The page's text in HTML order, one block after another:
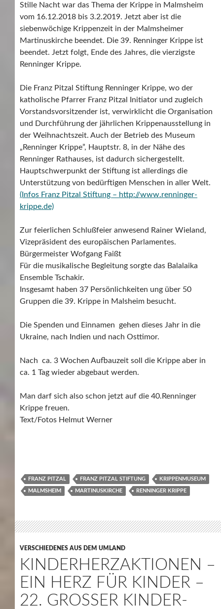
Stille Nacht war das Thema der Krippe in Malmsheim
vom 16.12.2018 bis 3.2.2019. Jetzt aber ist die
siebenwöchige Krippenzeit in der Malmsheimer
Martinuskirche beendet. Die 39. Renninger Krippe ist
beendet. Jetzt folgt, Ende des Jahres, die vierzigste
Renninger Krippe.
Die Franz Pitzal Stiftung Renninger Krippe, wo der
katholische Pfarrer Franz Pitzal Initiator und zugleich
Vorstandsvorsitzender ist, verwirklicht die Organisation
und Durchführung der jährlichen Krippenausstellung in
der Weihnachtszeit. Auch der Betrieb des Museum
„Renninger Krippe”, Hauptstr. 8, in der Nähe des
Renninger Rathauses, ist dadurch sichergestellt.
Hauptschwerpunkt der Stiftung ist allerdings die
Unterstützung von bedürftigen Menschen in aller Welt.
(Infos Franz Pitzal Stiftung – http://www.renninger-
krippe.de)
Zur feierlichen Schlußfeier anwesend Rainer Wieland,
Vizepräsident des europäischen Parlamentes.
Bürgermeister Wofgang Faißt
Für die musikalische Begleitung sorgte das Balalaika
Ensemble Tschakir.
Insgesamt haben 37 Persönlichkeiten ung über 50
Gruppen die 39. Krippe in Malsheim besucht.
Die Spenden und Einnamen gehen dieses Jahr in die
Ukraine, nach Indien und nach Osttimor.
Nach ca. 3 Wochen Aufbauzeit soll die Krippe aber in
ca. 1 Tag wieder abgebaut werden.
Man darf sich also schon jetzt auf die 40.Renninger
Krippe freuen.
Text/Fotos Helmut Werner
FRANZ PITZAL FRANZ PITZAL STIFTUNG KRIPPENMUSEUM
MALMSHEIM MARTINUSKIRCHE RENNINGER KRIPPE
VERSCHIEDENES AUS DEM UMLAND
KINDERHERZAKTIONEN –
EIN HERZ FÜR KINDER –
22. GROSSER KINDER- U